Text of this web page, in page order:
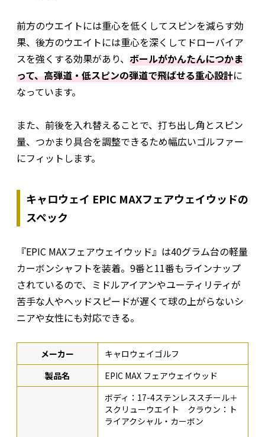
前方のウエイトには重心を低くしてスピンを減らす効
果、後方のウエイトには重心を深くしてドローバイア
スを強くする効果があり、 ボールがかんたんにつかま
って、高弾道・低スピンの弾道で飛ばせる重心設計に
なっています。
また、前後を入れ替えることで、打ち出し角とスピン
量、つかまり具合を調整できるため幅広いゴルファー
にフィットします。
キャロウェイ EPIC MAXフェアウェイウッドの
スペック
『EPIC MAXフェアウェイウッド』は40グラム台の軽量
カーボンシャフトを装着。9番と11番もラインナップ
されているので、ミドルアイアンやユーティリティが
苦手な人やヘッドスピードが遅くて球の上がらないシ
ニアや女性にも対応できる。
メーカー
キャロウェイゴルフ
製品名
EPIC MAX フェアウェイウッド
ボディ：17-4ステンレススチール＋
スクリューウエイト クラウン：ト
ライアクシャル・カーボン